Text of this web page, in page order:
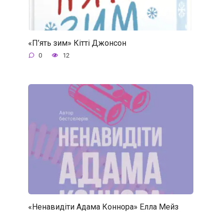
«П’ять зим» Кітті Джонсон
0 12
«Ненавидіти Адама Коннора» Елла Мейз